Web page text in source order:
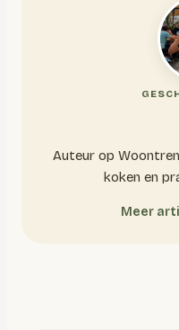
Auteur op
koken en
Meer